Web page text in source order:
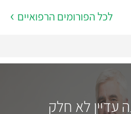
לכל הפורומים הרפואיים
עדיין לא חלק